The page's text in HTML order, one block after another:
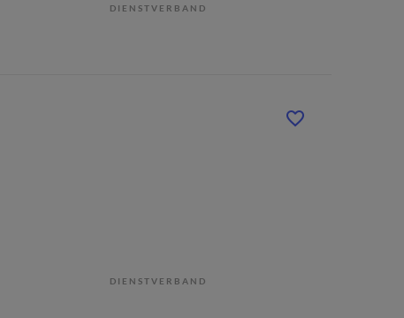
DIENSTVERBAND
DIENSTVERBAND